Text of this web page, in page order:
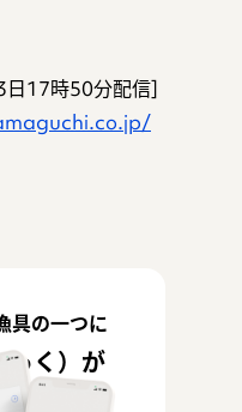
17時50分配信]
具の一つに
っく）が